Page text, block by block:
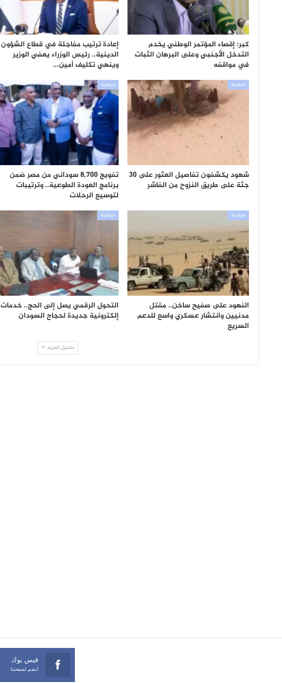
كبر: إقصاء المؤتمر الوطني يخدم
التدخل الأجنبي وعلى البرهان الثبات
في مواقفه
إعادة ترتيب مفاجئة في قطاع الشؤون
الدينية.. رئيس الوزراء يعفي الوزير
وينهي تكليف أمين…
سياسية
شهود يكشفون تفاصيل العثور على 30
جثة على طريق النزوح من الفاشر
سياسية
تفويج 8,700 سوداني من مصر ضمن
برنامج العودة الطوعية.. وترتيبات
لتوسيع الرحلات
سياسية
النهود على صفيح ساخن.. مقتل
مدنيين وانتشار عسكري واسع للدعم
السريع
سياسية
التحول الرقمي يصل إلى الحج.. خدمات
إلكترونية جديدة لحجاج السودان
تحميل المزيد
فيس بوك
انضم لصفحتنا